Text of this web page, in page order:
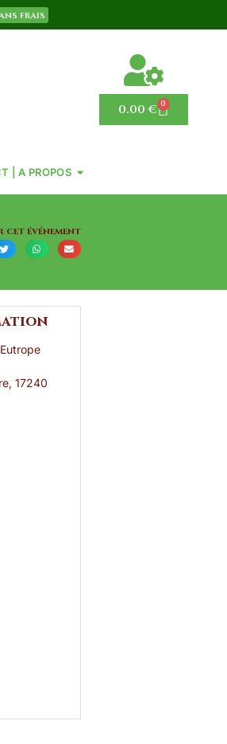
frais
0.00€ 0
| A PROPOS
cet événement
, 17240